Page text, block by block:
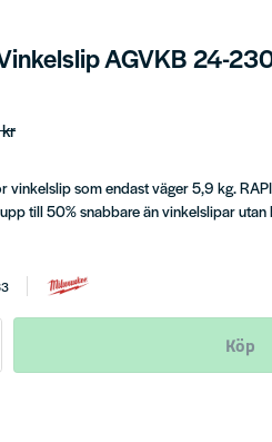
AGVKB 24-
som endast väger 5,9 kg.
till 50% snabbare än vinkelslipar utan
Köp